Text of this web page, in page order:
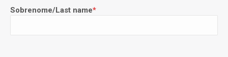
Sobrenome/Last name*